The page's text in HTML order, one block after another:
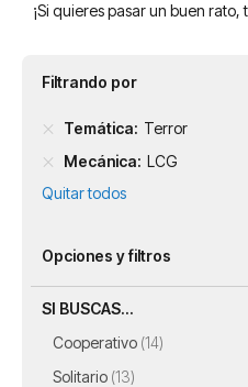
¡Si quieres pasar un buen
Filtrando por
Temática
Terror
Mecánica LCG
Quitar todos
Opciones y filtros
SI BUSCAS...
Cooperativo 14
artículos
Solitario 13
artículos